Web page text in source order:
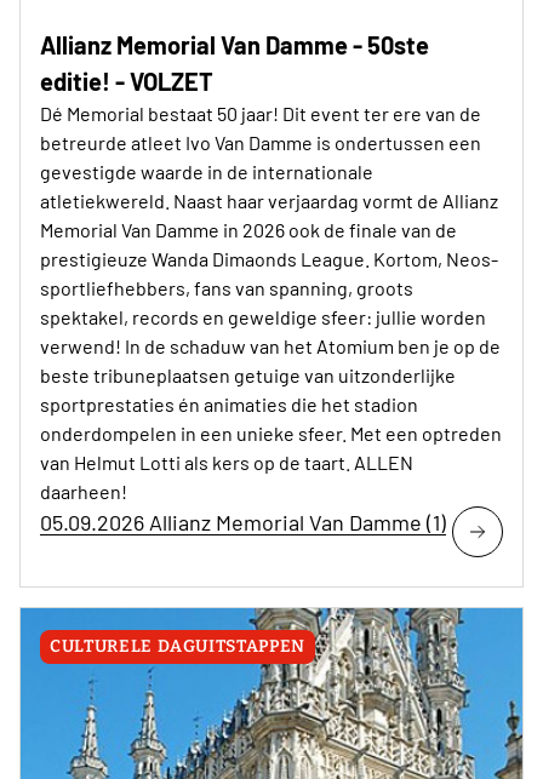
Allianz Memorial Van Damme - 50ste
editie! - VOLZET
Dé Memorial bestaat 50 jaar! Dit event ter ere van de
betreurde atleet Ivo Van Damme is ondertussen een
gevestigde waarde in de internationale
atletiekwereld. Naast haar verjaardag vormt de Allianz
Memorial Van Damme in 2026 ook de finale van de
prestigieuze Wanda Dimaonds League. Kortom, Neos-
sportliefhebbers, fans van spanning, groots
spektakel, records en geweldige sfeer: jullie worden
verwend! In de schaduw van het Atomium ben je op de
beste tribuneplaatsen getuige van uitzonderlijke
sportprestaties én animaties die het stadion
onderdompelen in een unieke sfeer. Met een optreden
van Helmut Lotti als kers op de taart. ALLEN
daarheen!
05.09.2026 Allianz Memorial Van Damme (1)
CULTURELE DAGUITSTAPPEN